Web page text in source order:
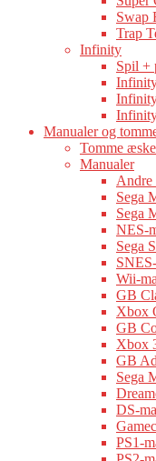
Swap
Trap
Infinity
Spil +
Manualer og
Tomme
Manualer
Andre
Sega
Sega
NES-
Sega
Wii-
GB
Xbox
GB
Xbox
GB
Sega
DS-
PS1-